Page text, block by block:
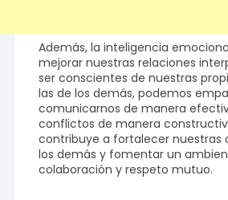
Además, la inteligencia
mejorar nuestras relaciones
ser conscientes de nuestras
las de los demás, podemos
comunicarnos de manera
conflictos de manera
contribuye a fortalecer nuestras
los demás y fomentar un
colaboración y respeto mutuo.